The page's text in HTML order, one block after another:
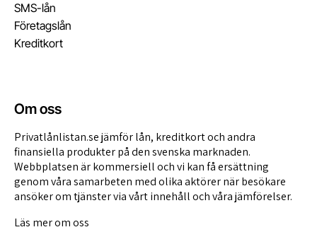
SMS-lån
Företagslån
Kreditkort
Om oss
Privatlånlistan.se jämför lån, kreditkort och andra
finansiella produkter på den svenska marknaden.
Webbplatsen är kommersiell och vi kan få ersättning
genom vårasamarbeten med olika aktörernär besökare
ansöker om tjänster via vårt innehåll och våra jämförelser.
Läs mer om oss